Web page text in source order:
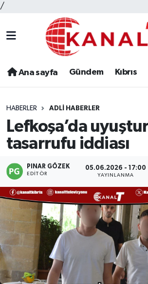
/
Ana sayfa Gündem Kıbrıs
HABERLER ADLI HABERLER
Lefkoşa’da
tasarrufu iddiası
PINAR GÖZEK
EDITÖR
05.06.2026 - 17:00
YAYINLANMA